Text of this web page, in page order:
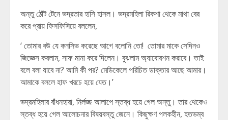
অন্তু ঠোঁট টেনে ভদ্রতার হাসি হাসল। ভদ্রমহিলা রিকশা থেকে মাথা বের
করে প্রায় ফিসফিসিয়ে বললেন,
‘ তোমার বউ যে কনসিভ করেছে আগে বলোনি তো! তোমার মাকে সেদিনও
জিজ্ঞেস করলাম, সাফ মানা করে দিলেন। বুঝলাম অ্যাবোরশন করাবে। তাই
বলে বলা যাবে না? আমি কী পর? মেডিকেলে পরিচিত ডাক্তার আছে আমার।
আমাকে বললে হাফ খরচে হয়ে যেত।’
ভদ্রমহিলার বাঁধনহারা, নির্লজ্জ আলাপে স্তব্ধ হয়ে গেল অন্তু। তার থেকেও
স্তব্ধ হয়ে গেল আলোচনার বিষয়বস্তু জেনে। কিছুক্ষণ পলকহীন, হতভম্ব